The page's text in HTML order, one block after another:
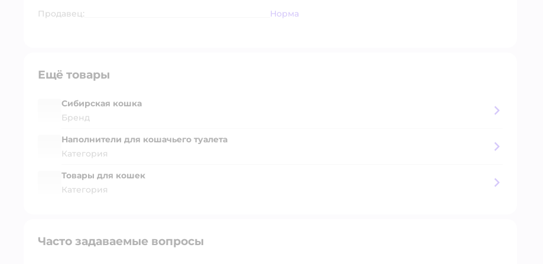
Продавец:
Норма
Ещё товары
Сибирская кошка
Бренд
Наполнители для кошачьего туалета
Категория
Товары для кошек
Категория
Часто задаваемые вопросы